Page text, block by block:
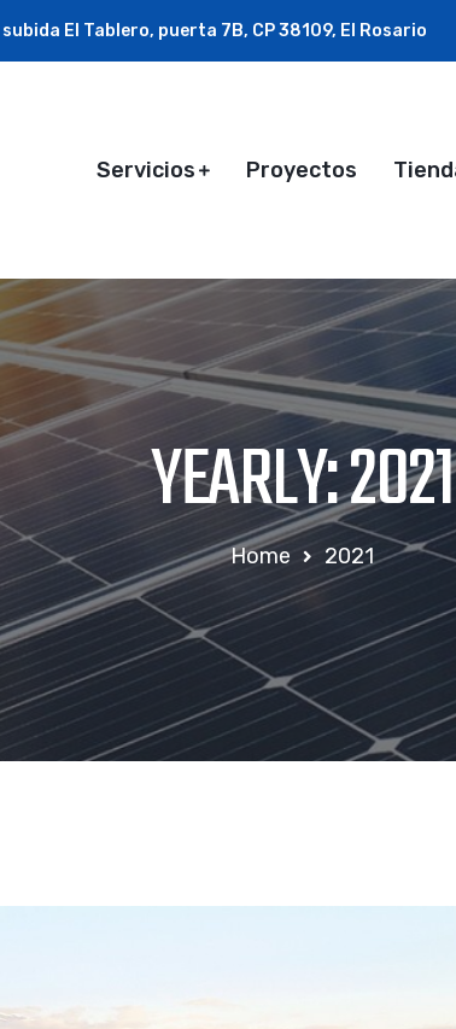
El Tablero, puerta 7B, CP 38109, El Rosario
Servicios Proyectos
YEARLY: 2021
Home 2021